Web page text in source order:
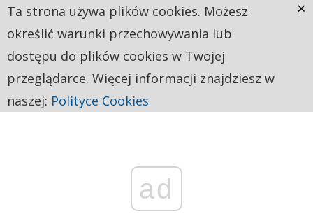
ad
Ta strona używa plików cookies. Możesz
określić warunki przechowywania lub
dostępu do plików cookies w Twojej
przeglądarce. Więcej informacji znajdziesz w
naszej: Polityce Cookies
×